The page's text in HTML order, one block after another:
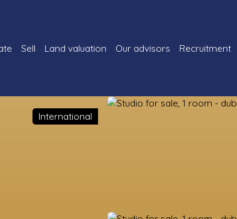
Sell Land valuation Our advisors Recruitment
International